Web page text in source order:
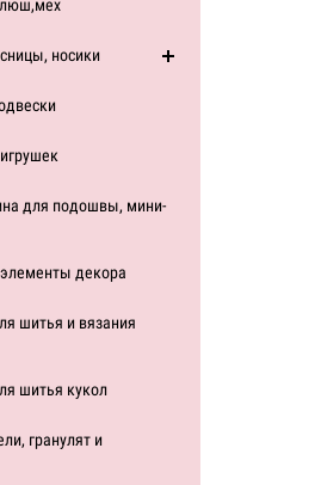
носики
для подошвы, мини-
декора
шитья и вязания
шитья кукол
гранулят и